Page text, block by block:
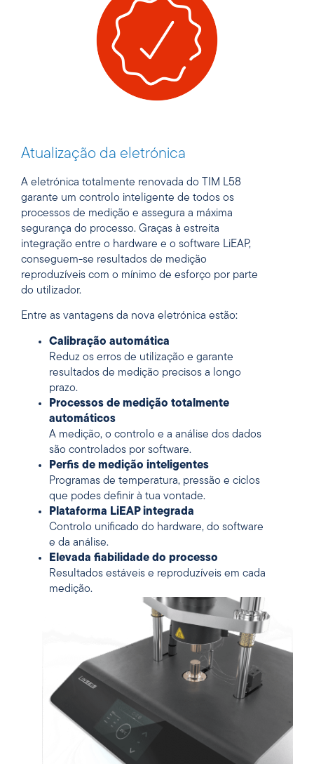
Atualização da eletrónica
A eletrónica totalmente renovada do TIM L58
garante um controlo inteligente de todos os
processos de medição e assegura a máxima
segurança do processo. Graças à estreita
integração entre o hardware e o software LiEAP,
conseguem-se resultados de medição
reproduzíveis com o mínimo de esforço por parte
do utilizador.
Entre as vantagens da nova eletrónica estão:
Calibração automática
Reduz os erros de utilização e garante
resultados de medição precisos a longo
prazo.
Processos de medição totalmente
automáticos
A medição, o controlo e a análise dos dados
são controlados por software.
Perfis de medição inteligentes
Programas de temperatura, pressão e ciclos
que podes definir à tua vontade.
Plataforma LiEAP integrada
Controlo unificado do hardware, do software
e da análise.
Elevada fiabilidade do processo
Resultados estáveis e reproduzíveis em cada
medição.